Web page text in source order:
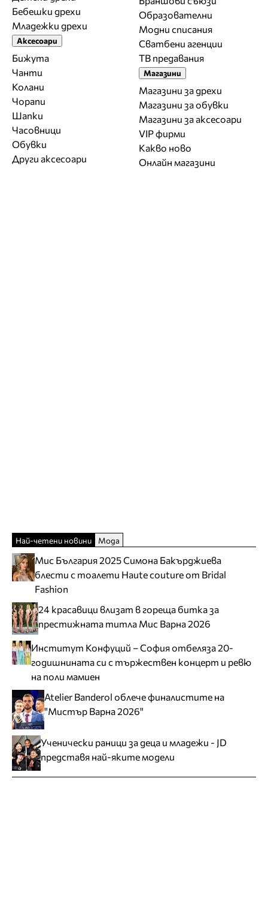
Бебешки дрехи
Младежки дрехи
Аксесоари
Бижута
Чанти
Колани
Чорапи
Шапки
Часовници
Обувки
Други аксесоари
Образователни
Модни списания
Сватбени агенции
ТВ предавания
Магазини
Магазини за дрехи
Магазини за обувки
Магазини за aксесоари
VIP фирми
Какво ново
Онлайн магазини
Най-четени новини Мода
Мис България 2025 Симона Бакърджиева
блести с тоалети Haute couture от Bridal
Fashion
24 красавици влизат в гореща битка за
престижната титла Мис Варна 2026
Институт Конфуций – София отбеляза 20-
годишнината си с тържествен концерт и ревю
на поли мамиен
Atelier Banderol облече финалистите на
"Мистър Варна 2026"
Ученически раници за деца и младежи - JD
представя най-яките модели